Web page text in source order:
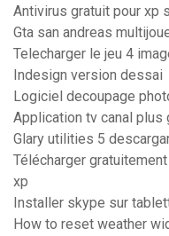
Antivirus gratuit pour xp
Gta san andreas
Telecharger le jeu 4
Indesign version dessai
Logiciel decoupage
Application tv canal plus
Glary utilities 5
Télécharger
xp
Installer skype sur
How to reset weather